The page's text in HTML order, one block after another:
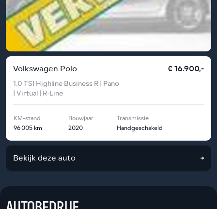
Volkswagen Polo
1.0 TSI Highline Business R | Pano
| Virtual | R-Line
€ 16.900,-
KM-stand
96.005 km
Bouwjaar
2020
Transmissie
Handgeschakeld
Bekijk deze auto